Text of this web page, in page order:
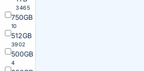
3465
750GB
10
512GB
3902
500GB
4